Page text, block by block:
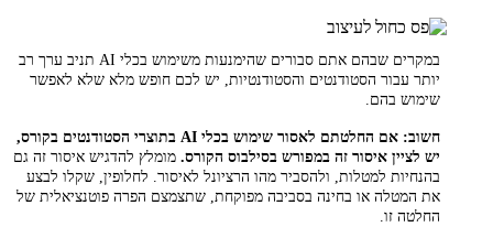
במקרים שבהם אתם סבורים שהימנעות משימוש בכלי AI תניב ערך רב
יותר עבור הסטודנטים והסטודנטיות, יש לכם חופש מלא שלא לאפשר
שימוש בהם.
חשוב: אם החלטתם לאסור שימוש בכלי AI בתוצרי הסטודנטים בקורס,
יש לציין איסור זה במפורש בסילבוס הקורס. מומלץ להדגיש איסור זה גם
בהנחיות למטלות, ולהסביר מהו הרציונל לאיסור. לחלופין, שקלו לבצע
את המטלה או בחינה בסביבה מפוקחת, שתצמצם הפרה פוטנציאלית של
החלטה זו.